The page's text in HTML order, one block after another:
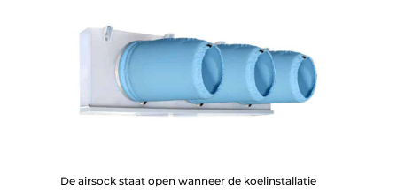
De airsock staat open wanneer de koelinstallatie